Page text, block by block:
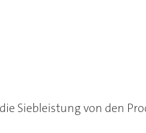
Siebleistung von den